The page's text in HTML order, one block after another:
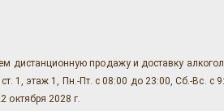
дистанционную продажу и доставку
1, этаж 1, Пн.-Пт. с 08:00 до 23:00, Сб.-Вс. с
октября 2028 г.